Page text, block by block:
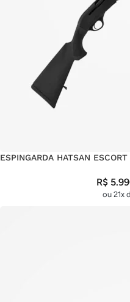
ESPINGARDA HATSAN
R$
ou 21x